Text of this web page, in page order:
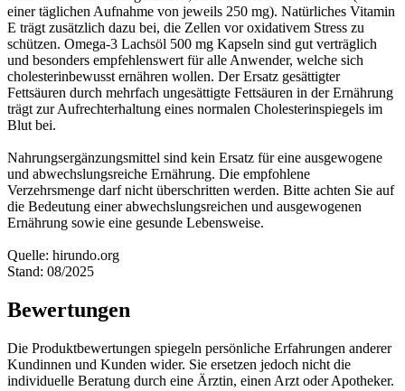
einer täglichen Aufnahme von jeweils 250 mg). Natürliches Vitamin
E trägt zusätzlich dazu bei, die Zellen vor oxidativem Stress zu
schützen. Omega-3 Lachsöl 500 mg Kapseln sind gut verträglich
und besonders empfehlenswert für alle Anwender, welche sich
cholesterinbewusst ernähren wollen. Der Ersatz gesättigter
Fettsäuren durch mehrfach ungesättigte Fettsäuren in der Ernährung
trägt zur Aufrechterhaltung eines normalen Cholesterinspiegels im
Blut bei.
Nahrungsergänzungsmittel sind kein Ersatz für eine ausgewogene
und abwechslungsreiche Ernährung. Die empfohlene
Verzehrsmenge darf nicht überschritten werden. Bitte achten Sie auf
die Bedeutung einer abwechslungsreichen und ausgewogenen
Ernährung sowie eine gesunde Lebensweise.
Quelle: hirundo.org
Stand: 08/2025
Bewertungen
Die Produktbewertungen spiegeln persönliche Erfahrungen anderer
Kundinnen und Kunden wider. Sie ersetzen jedoch nicht die
individuelle Beratung durch eine Ärztin, einen Arzt oder Apotheker.